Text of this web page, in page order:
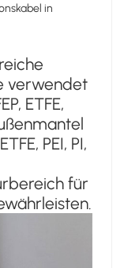
in
verwendet
ETFE,
PEI, PI,
für